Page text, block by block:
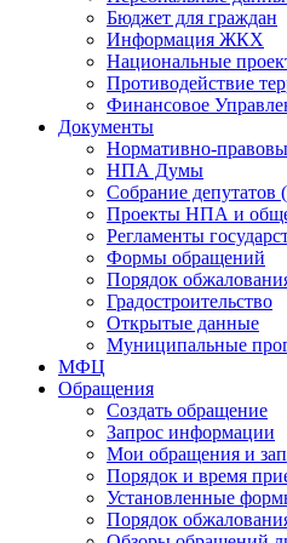
Бюджет для граждан
Информация ЖКХ
Национальные
Противодействие
Финансовое
Документы
Нормативно-
НПА Думы
Собрание депутатов
Проекты НПА и
Регламенты
Формы обращений
Порядок
Градостроительство
Открытые данные
Муниципальные
МФЦ
Обращения
Создать обращение
Запрос информации
Мои обращения и
Порядок и время
Установленные
Порядок